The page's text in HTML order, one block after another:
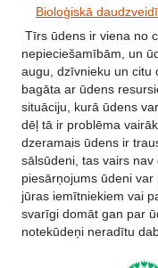
Bioloģiskā
Tīrs ūdens ir viena no
nepieciešamībām, un
augu, dzīvnieku un citu
bagāta ar ūdens
situāciju, kurā ūdens
dēļ tā ir problēma
dzeramais ūdens ir
sālsūdeni, tas vairs
piesārņojums ūdeni
jūras iemītniekiem vai
svarīgi domāt gan par
notekūdeņi neradītu